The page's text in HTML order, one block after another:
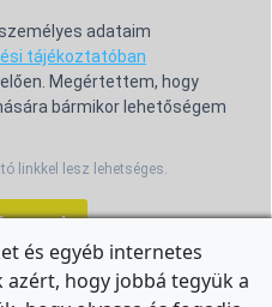
adataim
tájékoztatóban
Megértettem, hogy
bármikor lehetőségem
linkkel lesz lehetséges.
és egyéb internetes
hogy jobbá tegyük a